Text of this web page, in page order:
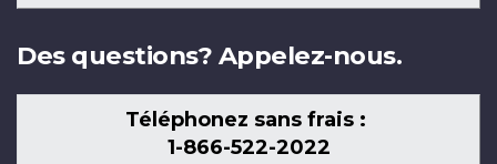
nous
Des questions? Appelez-nous.
Téléphonez sans frais :
1-866-522-2022